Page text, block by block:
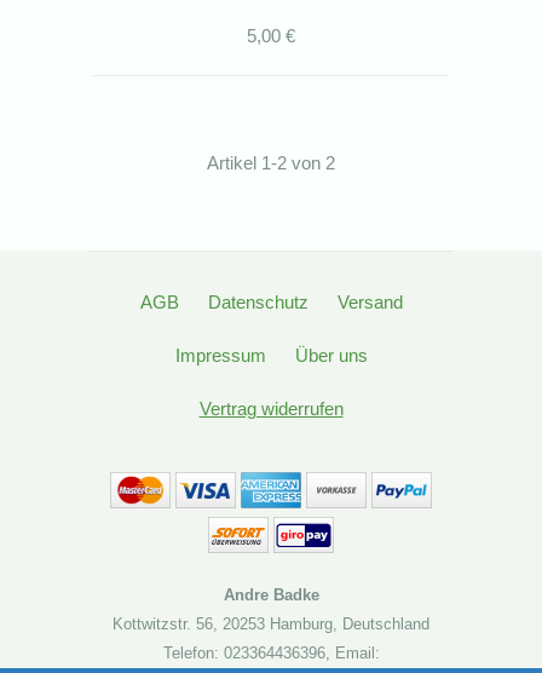
5,00 €
Artikel 1-2 von 2
AGB Datenschutz Versand
Impressum Über uns
Vertrag widerrufen
Andre Badke
Kottwitzstr. 56, 20253 Hamburg, Deutschland
Telefon: 023364436396, Email: